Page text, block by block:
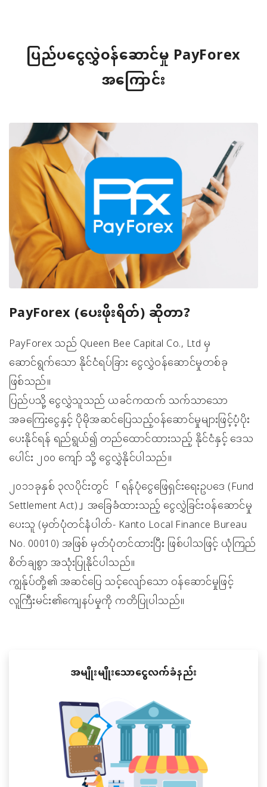
ပြည်ပငွေလွှဲ၀န်ဆောင်မှု PayForex
အကြောင်း
PayForex (ပေးဖိုးရိတ်) ဆိုတာ?
PayForex သည် Queen Bee Capital Co., Ltd မှ
ဆောင်ရွက်သော နိုင်ငံရပ်ခြား ငွေလွှဲဝန်ဆောင်မှုတစ်ခု
ဖြစ်သည်။
ပြည်ပသို့ ငွေလွှဲသူသည် ယခင်ကထက် သက်သာသော
အခကြေးငွေနှင့် ပိုမိုအဆင်ပြေသည့်၀န်ဆောင်မှုများဖြင့်ပံ့ပိုး
ပေးနိုင်ရန် ရည်ရွယ်၍ တည်ထောင်ထားသည့် နိုင်ငံနှင့် ဒေသ
ပေါင်း ၂၀၀ ကျော် သို့ ငွေလွှဲနိုင်ပါသည်။
၂၀၁၁ခုနှစ် ၃လပိုင်းတွင် 「ရန်ပုံငွေဖြေရှင်းရေးဥပဒေ (Fund
Settlement Act)」အခြေခံထားသည့် ငွေလွှဲခြင်းဝန်ဆောင်မှု
ပေးသူ (မှတ်ပုံတင်နံပါတ်- Kanto Local Finance Bureau
No. 00010) အဖြစ် မှတ်ပုံတင်ထားပြီး ဖြစ်ပါသဖြင့် ယုံကြည်
စိတ်ချစွာ အသုံးပြုနိုင်ပါသည်။
ကျွန်ုပ်တို့၏ အဆင်ပြေ သင့်လျော်သော ဝန်ဆောင်မှုဖြင့်
လူကြီးမင်း၏ကျေနပ်မှုကို ကတိပြုပါသည်။
အမျိုးမျိုးသောငွေလက်ခံနည်း